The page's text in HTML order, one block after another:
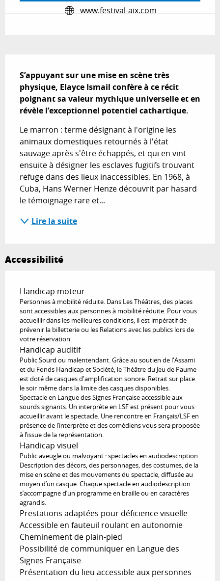
www.festival-aix.com
S’appuyant sur une mise en scène très
physique, Elayce Ismail confère à ce récit
poignant sa valeur mythique universelle et en
révèle l’exceptionnel potentiel cathartique.
Le marron : terme désignant à l'origine les
animaux domestiques retournés à l'état
sauvage après s'être échappés, et qui en vint
ensuite à désigner les esclaves fugitifs trouvant
refuge dans des lieux inaccessibles. En 1968, à
Cuba, Hans Werner Henze découvrit par hasard
le témoignage rare et...
Lire la suite
Accessibilité
Handicap moteur
Personnes à mobilité réduite. Dans Les Théâtres, des places
sont accessibles aux personnes à mobilité réduite. Pour vous
accueillir dans les meilleures conditions, il est impératif de
prévenir la billetterie ou les Relations avec les publics lors de
votre réservation.
Handicap auditif
Public Sourd ou malentendant. Grâce au soutien de l'Assami
et du Fonds Handicap et Société, le Théâtre du Jeu de Paume
est doté de casques d'amplification sonore. Retrait sur place
le soir même dans la limite des casques disponibles.
Spectacle en Langue des Signes Française accessible aux
sourds signants. Un interprète en LSF est présent pour vous
accueillir avant le spectacle. Une rencontre en Français/LSF en
présence de l’interprète et des comédiens vous sera proposée
à l’issue de la représentation.
Handicap visuel
Public aveugle ou malvoyant : spectacles en audiodescription.
Description des décors, des personnages, des costumes, de la
mise en scène et des mouvements du spectacle, diffusée au
moyen d’un casque. Chaque spectacle en audiodescription
s’accompagne d’un programme en braille ou en caractères
agrandis.
Prestations adaptées pour déficience visuelle
Accessible en fauteuil roulant en autonomie
Cheminement de plain-pied
Possibilité de communiquer en Langue des
Signes Française
Présentation du lieu accessible aux personnes